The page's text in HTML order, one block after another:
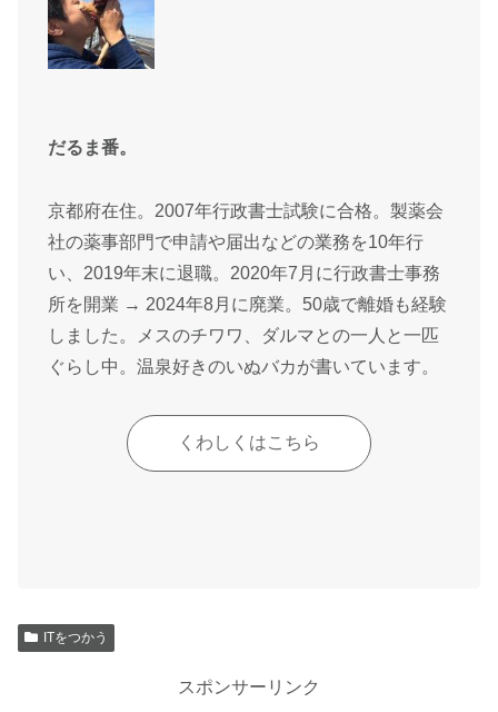
だるま番。
京都府在住。2007年行政書士試験に合格。製薬会
社の薬事部門で申請や届出などの業務を10年行
い、2019年末に退職。2020年7月に行政書士事務
所を開業 → 2024年8月に廃業。50歳で離婚も経験
しました。メスのチワワ、ダルマとの一人と一匹
ぐらし中。温泉好きのいぬバカが書いています。
くわしくはこちら
ITをつかう
スポンサーリンク